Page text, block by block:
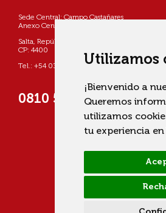
Utilizamos
¡Bienvenido a
Queremos
utilizamos
tu experiencia en
Sede Central: Campo Castañares
Anexo Centro: Pellegrini 790
Salta, República Argentina
CP: 4400
Tel.: +54 0387 4268800
0810 555 822725